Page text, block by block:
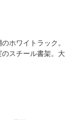
のホワイトラック 。
スチール書架。 大